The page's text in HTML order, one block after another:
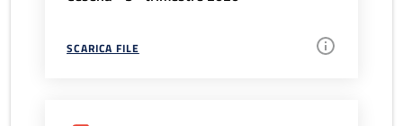
SCARICA FILE